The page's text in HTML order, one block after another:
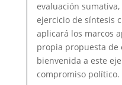
evaluación
ejercicio de síntesis
aplicará los marcos
propia propuesta de
bienvenida a este
compromiso político.